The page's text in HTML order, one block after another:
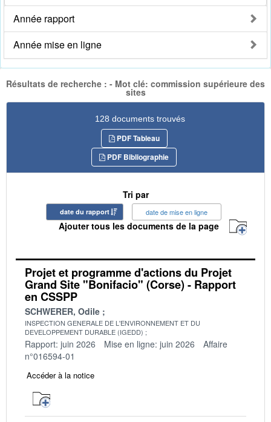
Année rapport
Année mise en ligne
Résultats de recherche : - Mot clé: commission supérieure des
sites
128 documents trouvés
PDF Tableau
PDF Bibliographie
Tri par
date du rapport date de mise en ligne
Ajouter tous les documents de la page
Projet et programme d'actions du Projet
Grand Site "Bonifacio" (Corse) - Rapport
en CSSPP
SCHWERER, Odile
INSPECTION GENERALE DE L'ENVIRONNEMENT ET DU
DEVELOPPEMENT DURABLE (IGEDD)
Rapport: juin 2026 Mise en ligne: juin 2026
Affaire
n°016594-01
Accéder à la notice